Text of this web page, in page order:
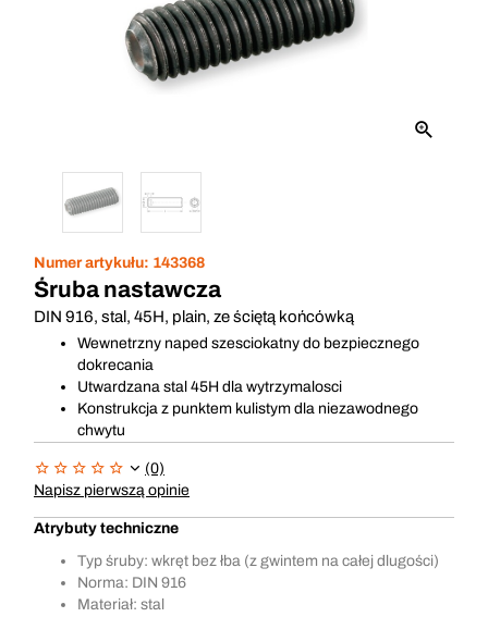
Numer artykułu: 143368
Śruba nastawcza
DIN 916, stal, 45H, plain, ze ściętą końcówką
Wewnetrzny naped szesciokatny do bezpiecznego
dokrecania
Utwardzana stal 45H dla wytrzymalosci
Konstrukcja z punktem kulistym dla niezawodnego
chwytu
(0)
Napisz pierwszą opinie
Atrybuty techniczne
Typ śruby: wkręt bez łba (z gwintem na całej dlugości)
Norma: DIN 916
Materiał: stal